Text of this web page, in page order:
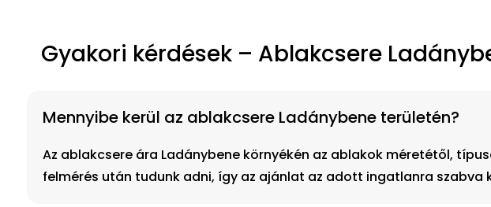
Gyakori kérdések – Ablakcsere
Mennyibe kerül az ablakcsere Ladánybene területén?
Az ablakcsere ára Ladánybene környékén az ablakok méretétől,
felmérés után tudunk adni, így az ajánlat az adott ingatlanra szabva